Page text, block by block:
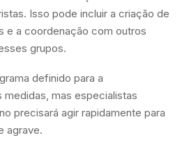
Isso pode incluir a criação de
e a coordenação com outros
grupos.
definido para a
mas especialistas
precisará agir rapidamente para
agrave.